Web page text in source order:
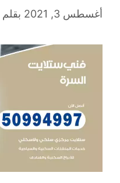
أغسطس 3, 2021 بقلم